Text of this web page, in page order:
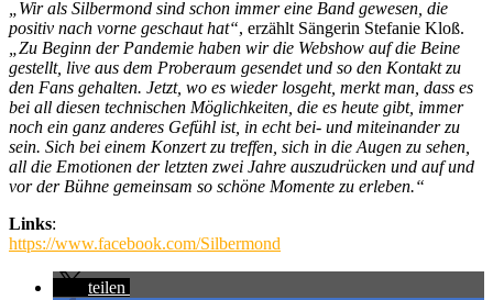
„Wir als Silbermond sind schon immer eine Band gewesen, die
positiv nach vorne geschaut hat“, erzählt Sängerin Stefanie Kloß.
„Zu Beginn der Pandemie haben wir die Webshow auf die Beine
gestellt, live aus dem Proberaum gesendet und so den Kontakt zu
den Fans gehalten. Jetzt, wo es wieder losgeht, merkt man, dass es
bei all diesen technischen Möglichkeiten, die es heute gibt, immer
noch ein ganz anderes Gefühl ist, in echt bei- und miteinander zu
sein. Sich bei einem Konzert zu treffen, sich in die Augen zu sehen,
all die Emotionen der letzten zwei Jahre auszudrücken und auf und
vor der Bühne gemeinsam so schöne Momente zu erleben.“
Links:
https://www.facebook.com/Silbermond
teilen